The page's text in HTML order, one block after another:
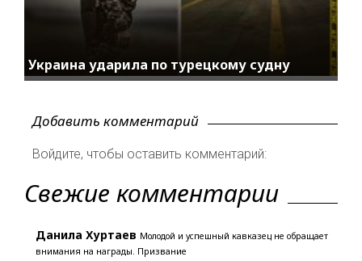
Украина ударила по турецкому судну
Добавить комментарий
Войдите, чтобы оставить комментарий:
Свежие комментарии
Данила Хуртаев Молодой и успешный кавказец не обращает
внимания на награды. Призвание